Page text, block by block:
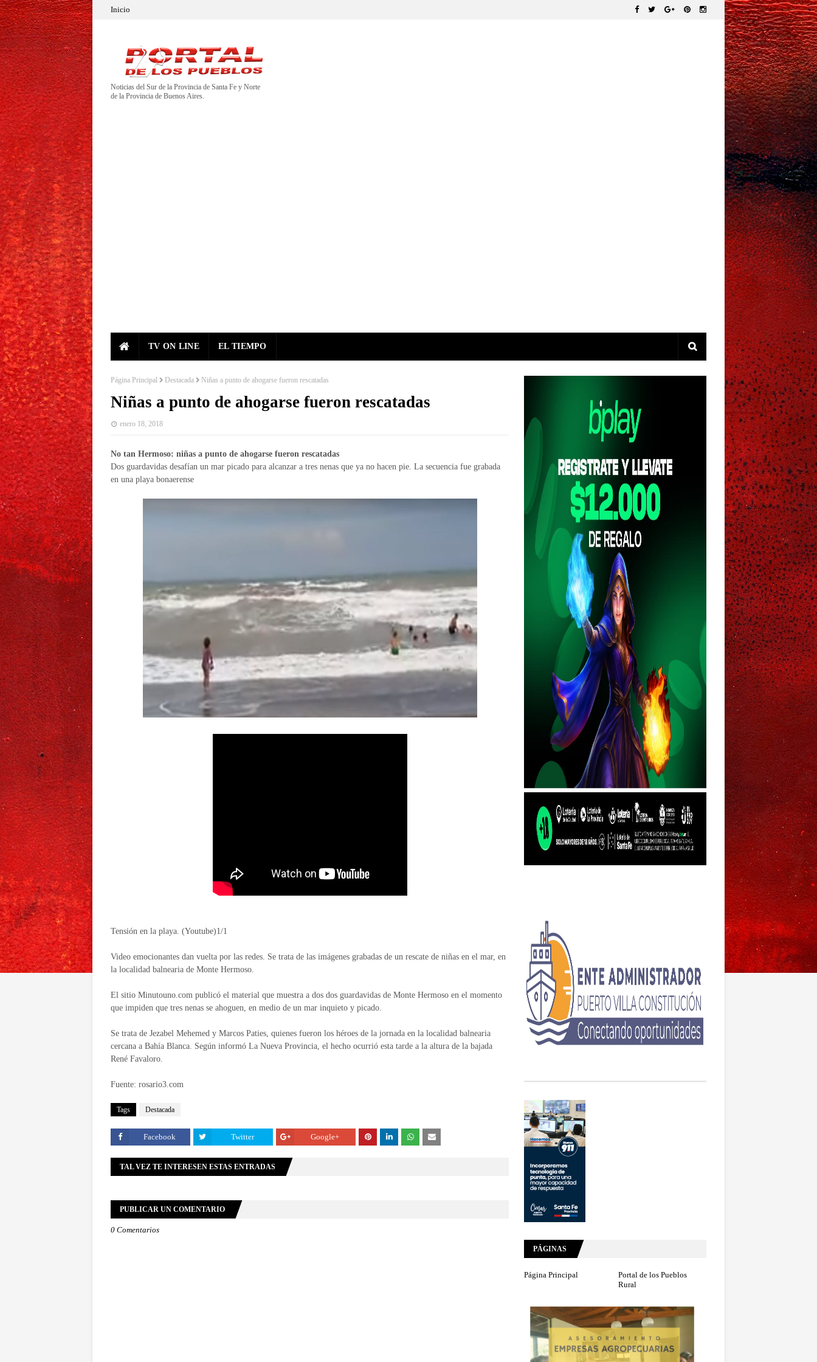
Inicio
Noticias del Sur de la Provincia de Santa Fe y Norte
de la Provincia de Buenos Aires.
TV ON LINE EL TIEMPO
Página Principal Destacada Niñas a punto de ahogarse fueron rescatadas
Niñas a punto de ahogarse fueron rescatadas
enero 18, 2018
No tan Hermoso: niñas a punto de ahogarse fueron rescatadas
Dos guardavidas desafían un mar picado para alcanzar a tres nenas que ya no hacen pie. La secuencia fue grabada
en una playa bonaerense
Tensión en la playa. (Youtube)1/1
Video emocionantes dan vuelta por las redes. Se trata de las imágenes grabadas de un rescate de niñas en el mar, en
la localidad balnearia de Monte Hermoso.
El sitio Minutouno.com publicó el material que muestra a dos dos guardavidas de Monte Hermoso en el momento
que impiden que tres nenas se ahoguen, en medio de un mar inquieto y picado.
Se trata de Jezabel Mehemed y Marcos Paties, quienes fueron los héroes de la jornada en la localidad balnearia
cercana a Bahía Blanca. Según informó La Nueva Provincia, el hecho ocurrió esta tarde a la altura de la bajada
René Favaloro.
Fuente: rosario3.com
Tags Destacada
Facebook Twitter Google+
TAL VEZ TE INTERESEN ESTAS ENTRADAS
PUBLICAR UN COMENTARIO
0 Comentarios
PÁGINAS
Página Principal
Portal de los Pueblos
Rural